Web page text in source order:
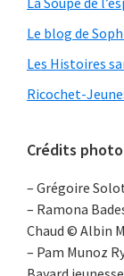
Le blog de
Les Histoires
Ricochet-
Crédits
– Grégoire
– Ramona
Chaud © Albin
– Pam Munoz